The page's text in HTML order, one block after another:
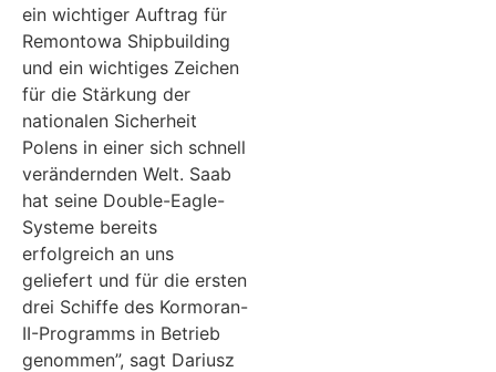
ein wichtiger Auftrag für
Remontowa Shipbuilding
und ein wichtiges Zeichen
für die Stärkung der
nationalen Sicherheit
Polens in einer sich schnell
verändernden Welt. Saab
hat seine Double-Eagle-
Systeme bereits
erfolgreich an uns
geliefert und für die ersten
drei Schiffe des Kormoran-
II-Programms in Betrieb
genommen”, sagt Dariusz